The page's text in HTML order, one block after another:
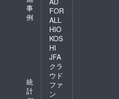
事
例
統
計
FOR
ALL
HIO
KOS
HI
JFA
クラ
ウド
ファ
ン